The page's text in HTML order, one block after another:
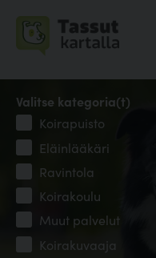
Valitse kategoria(t)
Koirapuisto
Eläinlääkäri
Ravintola
Koirakoulu
Muut palvelut
Koirakuvaaja